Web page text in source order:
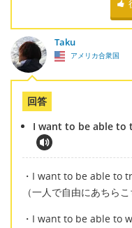
Taku
アメリカ合衆国
回答
I want to be able to
・I want to be able to
（一人で自由にあちら
・I want to be able to